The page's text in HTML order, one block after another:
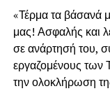
«Τέρμα τα βάσανά
μας! Ασφαλής και
σε ανάρτησή του,
εργαζομένους των
την ολοκλήρωση